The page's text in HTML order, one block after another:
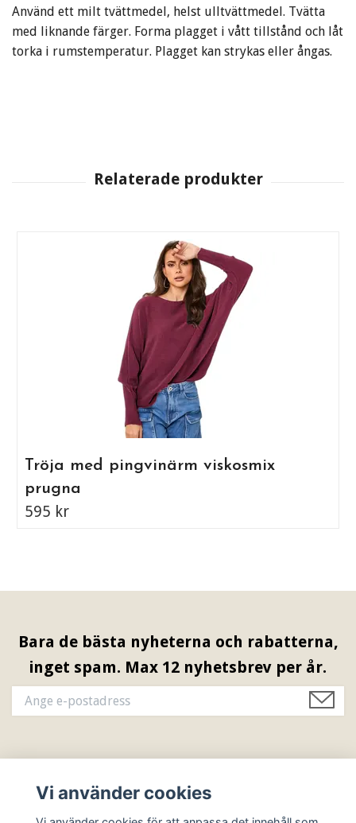
Använd ett milt tvättmedel, helst ulltvättmedel. Tvätta
med liknande färger. Forma plagget i vått tillstånd och låt
torka i rumstemperatur. Plagget kan strykas eller ångas.
Tröja med pingvinärm viskosmix
prugna
595 kr
Bara de bästa nyheterna och rabatterna,
inget spam. Max 12 nyhetsbrev per år.
Vi använder cookies